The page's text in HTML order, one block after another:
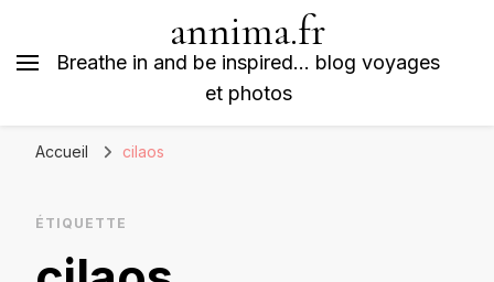
annima.fr
Breathe in and be inspired… blog voyages
et photos
Accueil cilaos
ÉTIQUETTE